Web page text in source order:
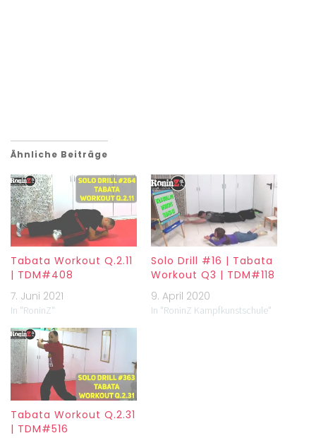
Ähnliche Beiträge
Tabata Workout Q.2.11
| TDM#408
7. Juni 2021
In "RoninZ"
Solo Drill #16 | Tabata
Workout Q3 | TDM#118
9. April 2020
In "RoninZ Kampfkunstschule"
Tabata Workout Q.2.31
| TDM#516